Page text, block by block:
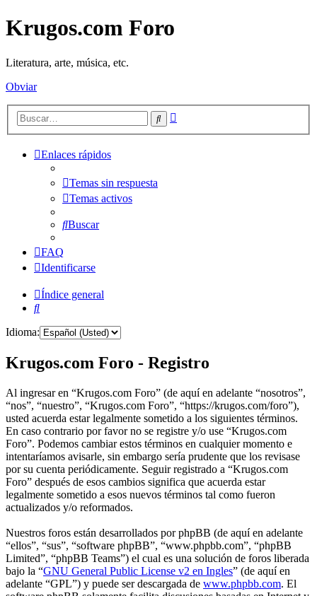
Krugos.com Foro
Literatura, arte, música, etc.
Obviar
Buscar
Enlaces rápidos
Temas sin respuesta
Temas activos
Buscar
FAQ
Identificarse
Índice general
Buscar
Idioma:
Krugos.com Foro - Registro
Al ingresar en “Krugos.com Foro” (de aquí en adelante “nosotros”,
“nos”, “nuestro”, “Krugos.com Foro”, “https://krugos.com/foro”),
usted acuerda estar legalmente sometido a los siguientes términos.
En caso contrario por favor no se registre y/o use “Krugos.com
Foro”. Podemos cambiar estos términos en cualquier momento e
intentaríamos avisarle, sin embargo sería prudente que los revisase
por su cuenta periódicamente. Seguir registrado a “Krugos.com
Foro” después de esos cambios significa que acuerda estar
legalmente sometido a esos nuevos términos tal como fueron
actualizados y/o reformados.
Nuestros foros están desarrollados por phpBB (de aquí en adelante
“ellos”, “sus”, “software phpBB”, “www.phpbb.com”, “phpBB
Limited”, “phpBB Teams”) el cual es una solución de foros liberada
bajo la “GNU General Public License v2 en Ingles” (de aquí en
adelante “GPL”) y puede ser descargada de www.phpbb.com. El